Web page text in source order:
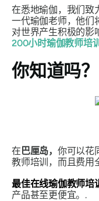
在悉地瑜伽，我们致
一代瑜伽老师，他们
对世界产生积极的影
200小时瑜伽教师培
你知道吗？
在 巴厘岛， 你可以花
教师培训，而且费用
最佳在线瑜伽教师培
产品甚至更便宜。.